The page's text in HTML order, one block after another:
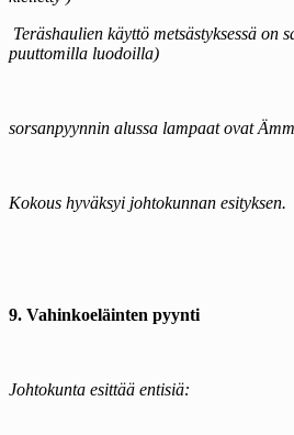
Teräshaulien käyttö metsästyksessä on
puuttomilla luodoilla)
sorsanpyynnin alussa lampaat ovat
Kokous hyväksyi johtokunnan esityksen.
9. Vahinkoeläinten pyynti
Johtokunta esittää entisiä: